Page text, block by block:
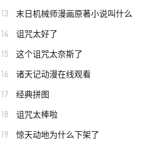
13 末日机械师漫画原著小说叫什么
14 诅咒太好了
15 这个诅咒太奈斯了
16 诸天记动漫在线观看
17 经典拼图
18 诅咒太棒啦
19 惊天动地为什么下架了